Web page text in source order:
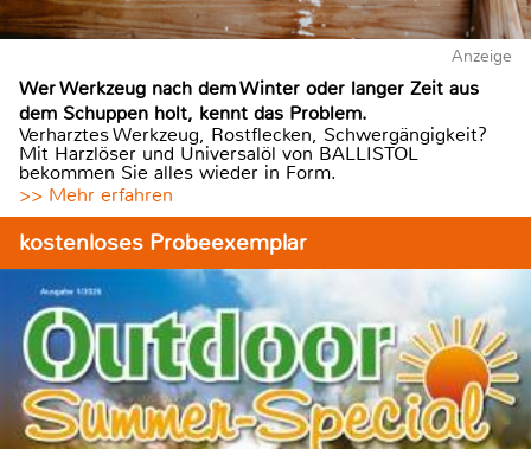
Anzeige
Wer Werkzeug nach dem Winter oder langer Zeit aus
dem Schuppen holt, kennt das Problem.
Verharztes Werkzeug, Rostflecken, Schwergängigkeit?
Mit Harzlöser und Universalöl von BALLISTOL
bekommen Sie alles wieder in Form.
>> Mehr erfahren
kostenloses Probeexemplar